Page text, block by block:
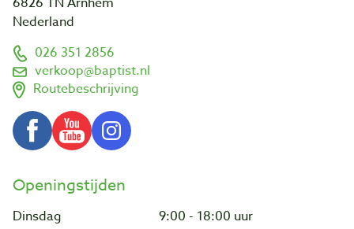
Nederland
026 351 2856
verkoop@baptist.nl
Routebeschrijving
Openingstijden
Dinsdag
9:00 - 18:00 uur